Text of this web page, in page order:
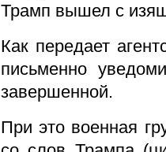
Трамп вышел с
Как передает
письменно
завершенной.
При это военная